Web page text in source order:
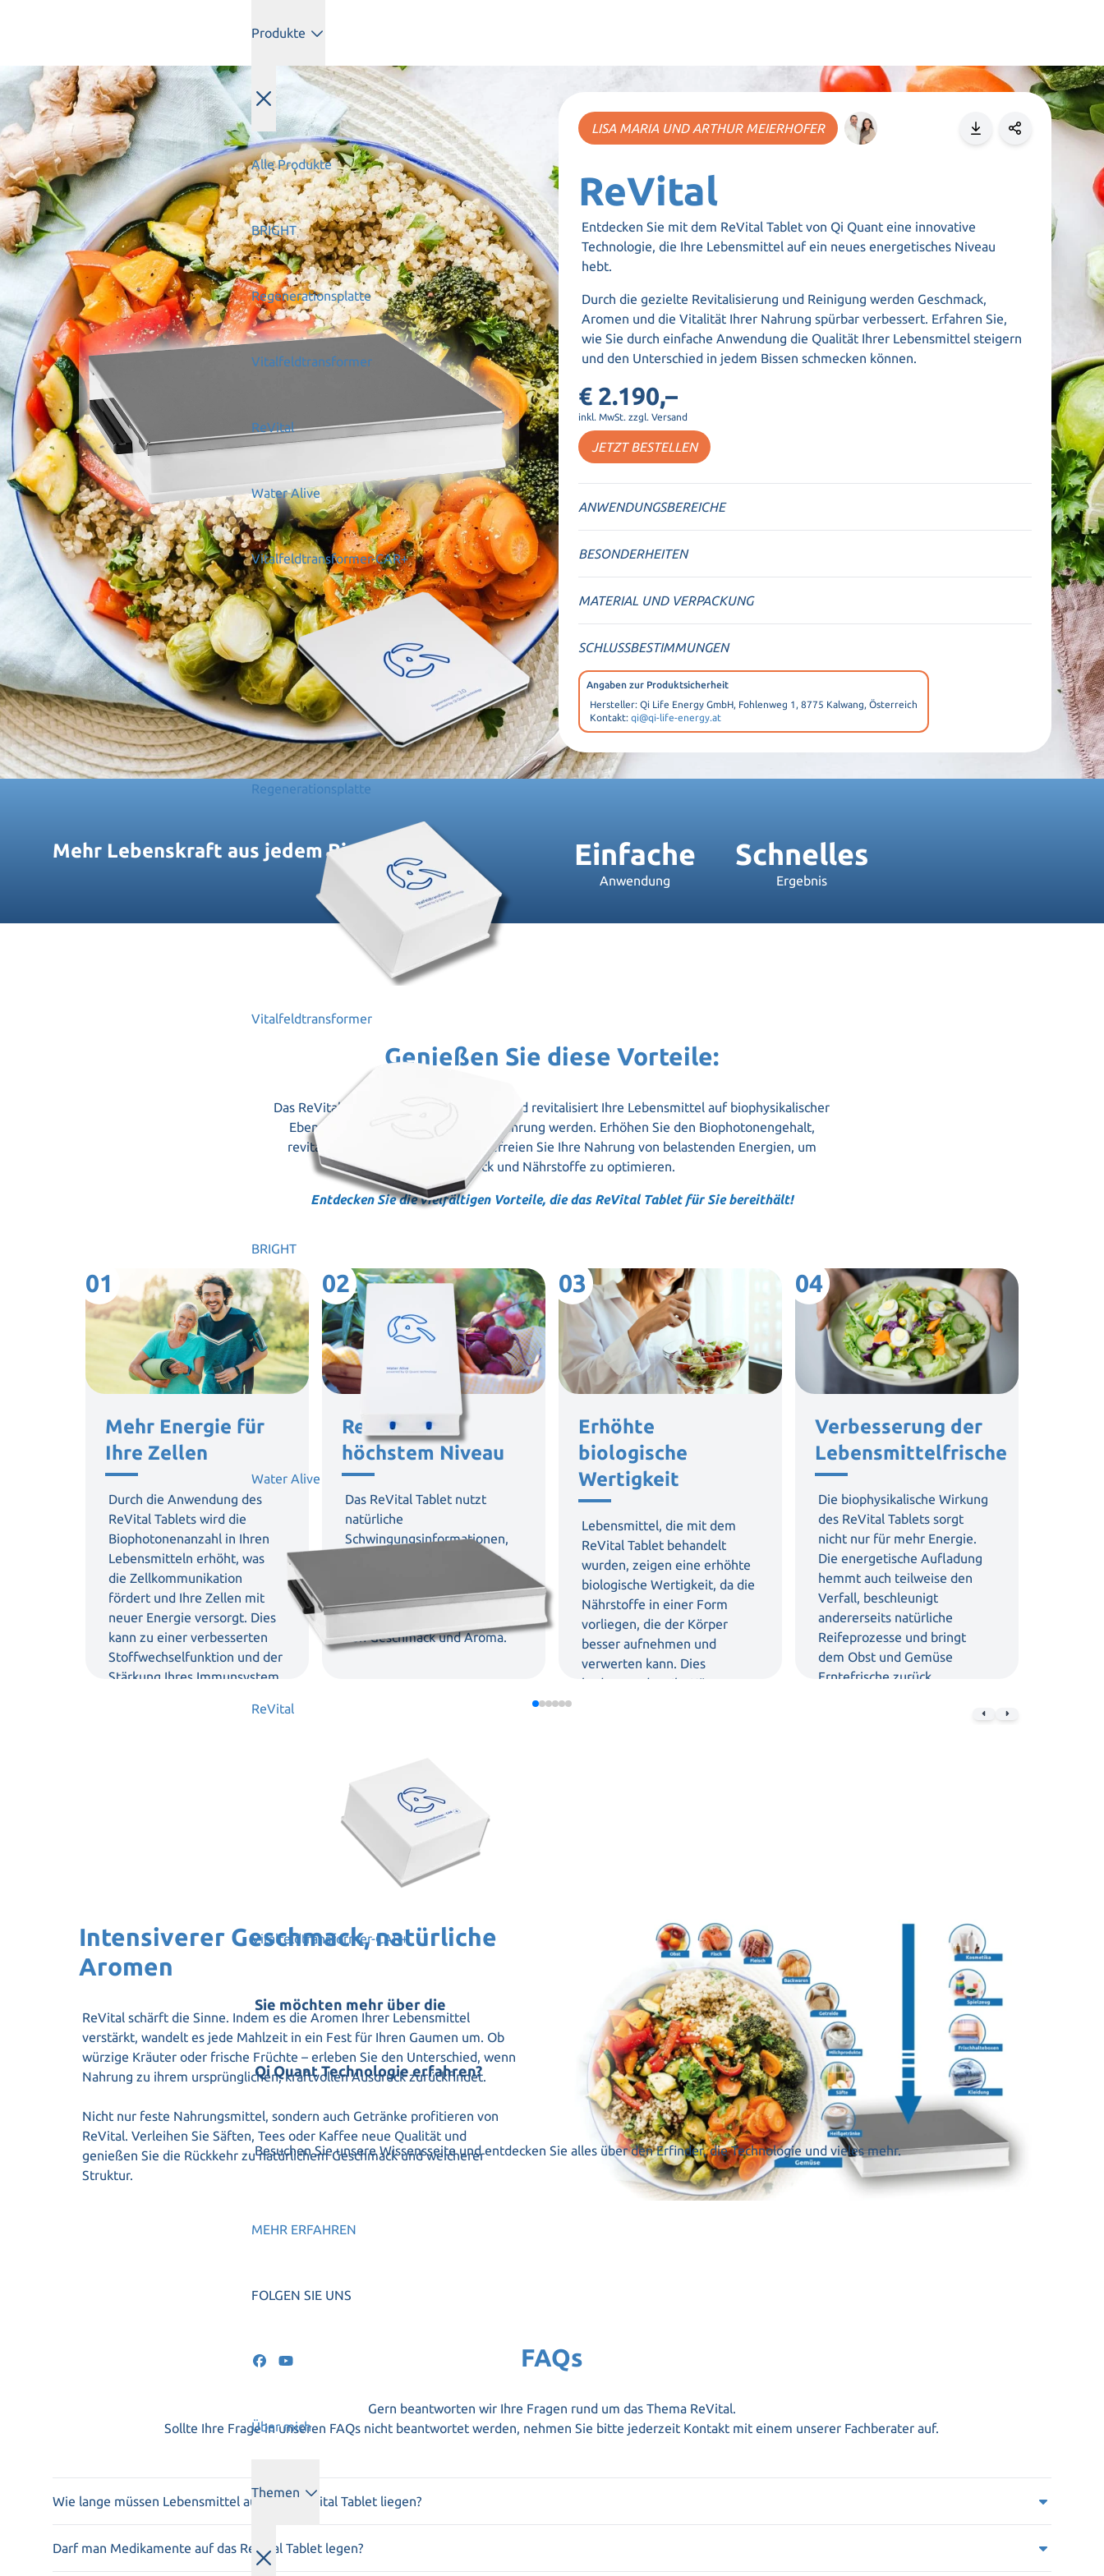
Produkte
Alle Produkte
BRIGHT
Regenerationsplatte
Vitalfeldtransformer
ReVital
Water Alive
Vitalfeldtransformer-CAR+
Regenerationsplatte
Vitalfeldtransformer
BRIGHT
Water Alive
ReVital
Vitalfeldtransformer-CAR+
Sie möchten mehr über die
Qi Quant Technologie erfahren?
Besuchen Sie unsere Wissensseite und entdecken Sie alles über den Erfinder, die Technologie und vieles mehr.
MEHR ERFAHREN
FOLGEN SIE UNS
Über mich
Themen
LISA MARIA UND ARTHUR MEIERHOFER
ReVital
Entdecken Sie mit dem ReVital Tablet von Qi Quant eine innovative
Technologie, die Ihre Lebensmittel auf ein neues energetisches Niveau
hebt.
Durch die gezielte Revitalisierung und Reinigung werden Geschmack,
Aromen und die Vitalität Ihrer Nahrung spürbar verbessert. Erfahren Sie,
wie Sie durch einfache Anwendung die Qualität Ihrer Lebensmittel steigern
und den Unterschied in jedem Bissen schmecken können.
€ 2.190,–
inkl. MwSt. zzgl. Versand
JETZT BESTELLEN
ANWENDUNGSBEREICHE
BESONDERHEITEN
MATERIAL UND VERPACKUNG
SCHLUSSBESTIMMUNGEN
Angaben zur Produktsicherheit
Hersteller: Qi Life Energy GmbH, Fohlenweg 1, 8775 Kalwang, Österreich
Kontakt: qi@qi-life-energy.at
Mehr Lebenskraft aus jedem Bissen! Einfache
Anwendung
Schnelles
Ergebnis
Genießen Sie diese Vorteile:
Das ReVital Tablet von Qi Quant reinigt und revitalisiert Ihre Lebensmittel auf biophysikalischer
Ebene, wodurch sie zu wahrer Kraftnahrung werden. Erhöhen Sie den Biophotonengehalt,
revitalisieren Sie das Wasser und befreien Sie Ihre Nahrung von belastenden Energien, um
Geschmack und Nährstoffe zu optimieren.
Entdecken Sie die vielfältigen Vorteile, die das ReVital Tablet für Sie bereithält!
01
Mehr Energie für
Ihre Zellen
Durch die Anwendung des
ReVital Tablets wird die
Biophotonenanzahl in Ihren
Lebensmitteln erhöht, was
die Zellkommunikation
fördert und Ihre Zellen mit
neuer Energie versorgt. Dies
kann zu einer verbesserten
Stoffwechselfunktion und der
Stärkung Ihres Immunsystem
02
Reinheit auf
höchstem Niveau
Das ReVital Tablet nutzt
natürliche
Schwingungsinformationen,
um belastende Energien in
neutralisieren. Dies sorgt für
eine spürbare Verbesserung
von Geschmack und Aroma.
03
Erhöhte
biologische
Wertigkeit
Lebensmittel, die mit dem
ReVital Tablet behandelt
wurden, zeigen eine erhöhte
biologische Wertigkeit, da die
Nährstoffe in einer Form
vorliegen, die der Körper
besser aufnehmen und
verwerten kann. Dies
bedeutet, dass Ihr Körper
04
Verbesserung der
Lebensmittelfrische
Die biophysikalische Wirkung
des ReVital Tablets sorgt
nicht nur für mehr Energie.
Die energetische Aufladung
hemmt auch teilweise den
Verfall, beschleunigt
andererseits natürliche
Reifeprozesse und bringt
dem Obst und Gemüse
Erntefrische zurück.
Intensiverer Geschmack, natürliche
Aromen
ReVital schärft die Sinne. Indem es die Aromen Ihrer Lebensmittel
verstärkt, wandelt es jede Mahlzeit in ein Fest für Ihren Gaumen um. Ob
würzige Kräuter oder frische Früchte – erleben Sie den Unterschied, wenn
Nahrung zu ihrem ursprünglichen, kraftvollen Ausdruck zurückfindet.
Nicht nur feste Nahrungsmittel, sondern auch Getränke profitieren von
ReVital. Verleihen Sie Säften, Tees oder Kaffee neue Qualität und
genießen Sie die Rückkehr zu natürlichem Geschmack und weicherer
Struktur.
FAQs
Gern beantworten wir Ihre Fragen rund um das Thema ReVital.
Sollte Ihre Frage in unseren FAQs nicht beantwortet werden, nehmen Sie bitte jederzeit Kontakt mit einem unserer Fachberater auf.
Wie lange müssen Lebensmittel auf dem ReVital Tablet liegen?
Der Reinigungs- und Revitalisierungsprozess ist je nach Lebensmittel etwas unterschiedlich. Grundsätzlich ist der Prozess bei einem flüssigen Nahrungsmittel
schneller abgeschlossen als bei einem festen Nahrungsmittel.
Darf man Medikamente auf das ReVital Tablet legen?